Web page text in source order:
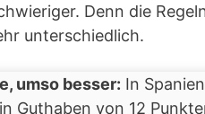
Denn die
unterschiedlich.
umso besser: In
Guthaben von 12